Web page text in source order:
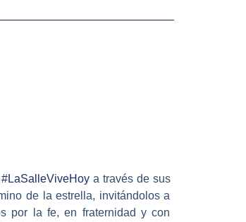
#LaSalleViveHoy a través de sus
de la estrella, invitándolos a
por la fe, en fraternidad y con